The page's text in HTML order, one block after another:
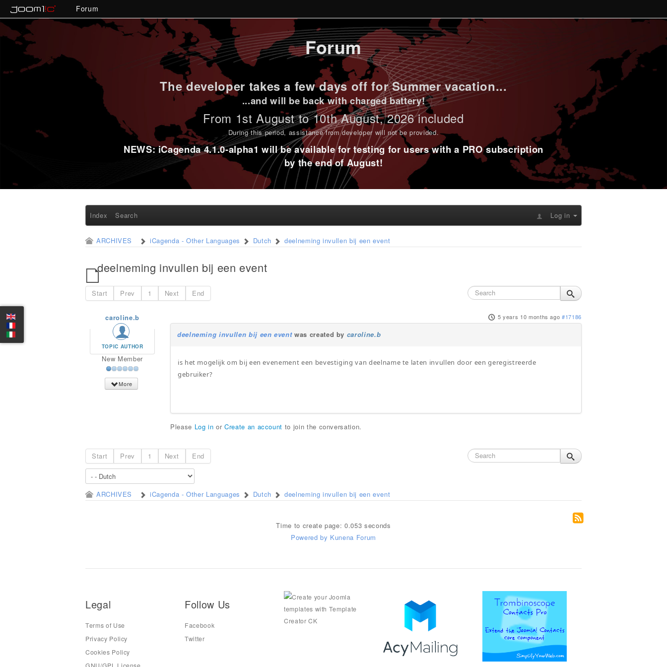
Forum
Forum
The developer takes a few days off for Summer vacation...
...and will be back with charged battery!
From 1st August to 10th August, 2026 included
During this period, assistance from developer will not be provided.
NEWS: iCagenda 4.1.0-alpha1 will be available for testing for users with a PRO subscription
by the end of August!
Index Search Log in
ARCHIVES iCagenda - Other Languages Dutch deelneming invullen bij een event
deelneming invullen bij een event
Start Prev 1 Next End
caroline.b
TOPIC AUTHOR
New Member
More
5 years 10 months ago #17186
deelneming invullen bij een eventwas created by caroline.b
is het mogelijk om bij een evenement een bevestiging van deelname te laten invullen door een geregistreerde
gebruiker?
Please Log in orCreate an account to join the conversation.
Start Prev 1 Next End
ARCHIVES iCagenda - Other Languages Dutch deelneming invullen bij een event
Time to create page: 0.053 seconds
Powered by Kunena Forum
Legal
Terms of Use
Privacy Policy
Cookies Policy
Follow Us
Facebook
Twitter